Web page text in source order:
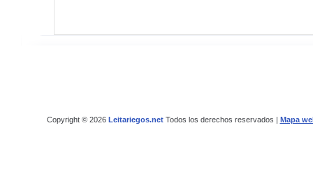
Copyright © 2026 Leitariegos.netTodos los derechos reservados | Mapa